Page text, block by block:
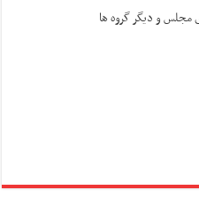
مجلس و دیگر گروه ها